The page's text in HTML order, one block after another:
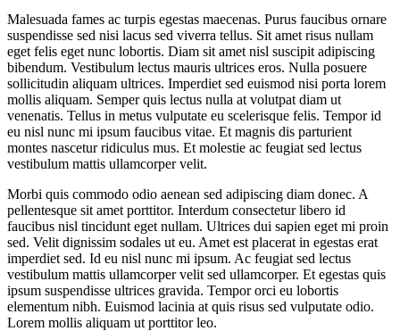
Malesuada fames ac turpis egestas maecenas. Purus faucibus ornare
suspendisse sed nisi lacus sed viverra tellus. Sit amet risus nullam
eget felis eget nunc lobortis. Diam sit amet nisl suscipit adipiscing
bibendum. Vestibulum lectus mauris ultrices eros. Nulla posuere
sollicitudin aliquam ultrices. Imperdiet sed euismod nisi porta lorem
mollis aliquam. Semper quis lectus nulla at volutpat diam ut
venenatis. Tellus in metus vulputate eu scelerisque felis. Tempor id
eu nisl nunc mi ipsum faucibus vitae. Et magnis dis parturient
montes nascetur ridiculus mus. Et molestie ac feugiat sed lectus
vestibulum mattis ullamcorper velit.
Morbi quis commodo odio aenean sed adipiscing diam donec. A
pellentesque sit amet porttitor. Interdum consectetur libero id
faucibus nisl tincidunt eget nullam. Ultrices dui sapien eget mi proin
sed. Velit dignissim sodales ut eu. Amet est placerat in egestas erat
imperdiet sed. Id eu nisl nunc mi ipsum. Ac feugiat sed lectus
vestibulum mattis ullamcorper velit sed ullamcorper. Et egestas quis
ipsum suspendisse ultrices gravida. Tempor orci eu lobortis
elementum nibh. Euismod lacinia at quis risus sed vulputate odio.
Lorem mollis aliquam ut porttitor leo.